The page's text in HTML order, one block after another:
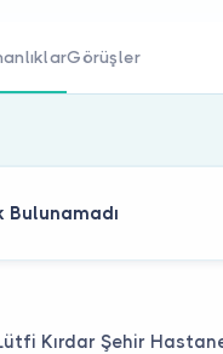
Görüşler
Bulunamadı
Kırdar Şehir